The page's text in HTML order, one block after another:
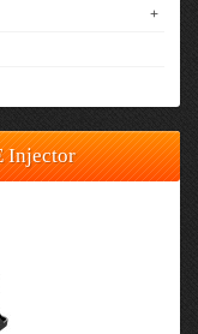
+
Injector